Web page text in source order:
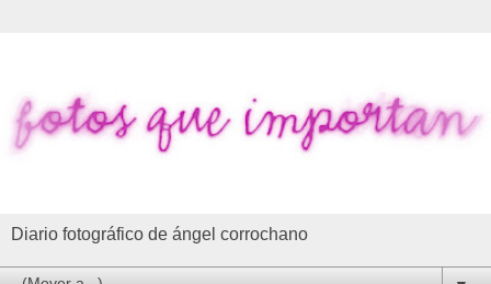
Diario fotográfico de ángel corrochano